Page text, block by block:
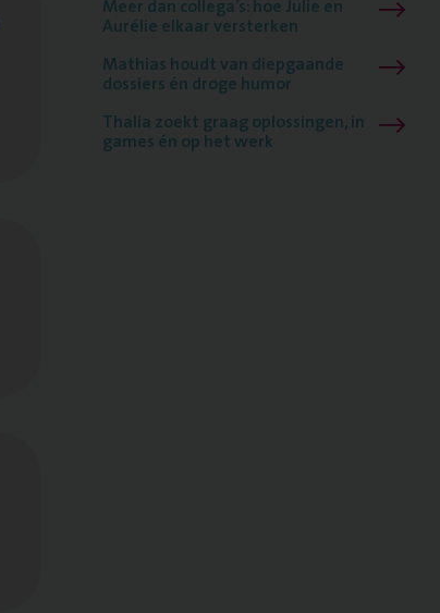
Aurélie elkaar versterken
Mathias houdt van diepgaande
dossiers én droge humor
Thalia zoekt graag oplossingen, in
games én op het werk